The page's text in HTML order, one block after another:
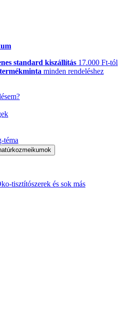
standard kiszállítás 17.000 Ft-tól
minden rendeléshez
téma
tisztítószerek és sok más